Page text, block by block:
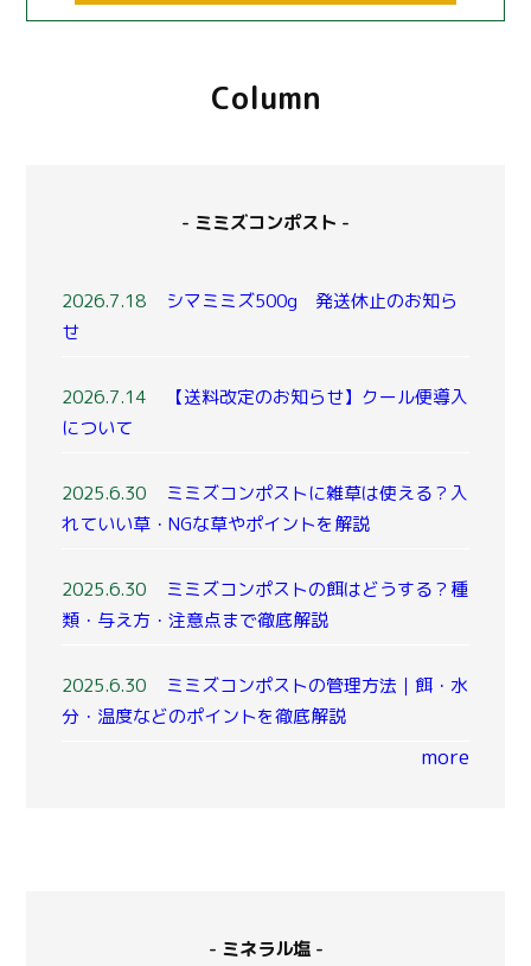
Column
- ミミズコンポスト -
2026.7.18
シマミミズ500g 発送休止のお知ら
せ
2026.7.14
【送料改定のお知らせ】クール便導入
について
2025.6.30
ミミズコンポストに雑草は使える？入
れていい草・NGな草やポイントを解説
2025.6.30
ミミズコンポストの餌はどうする？種
類・与え方・注意点まで徹底解説
2025.6.30
ミミズコンポストの管理方法｜餌・水
分・温度などのポイントを徹底解説
more
- ミネラル塩 -